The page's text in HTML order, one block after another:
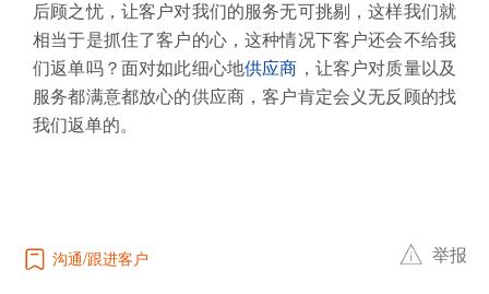
后顾之忧，让客户对我们的服务无可挑剔，这样我们就
相当于是抓住了客户的心，这种情况下客户还会不给我
们返单吗？面对如此细心地供应商 ，让客户对质量以及
服务都满意都放心的供应商，客户肯定会义无反顾的找
我们返单的。
沟通 跟进客户 举报